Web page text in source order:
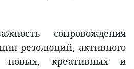
сопровождения
резолюций, активного
новых, креативных и